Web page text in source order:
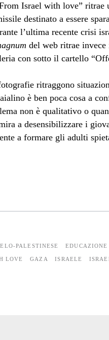
Israel with love” ritrae
destinato a essere
l’ultima recente crisi
del web ritrae
con sotto il cartello
ritraggono
è ben poca cosa a
non è qualitativo o
a desensibilizzare i
a formare gli adulti
PALESTINESE
LOVE GAZA ISRAELE